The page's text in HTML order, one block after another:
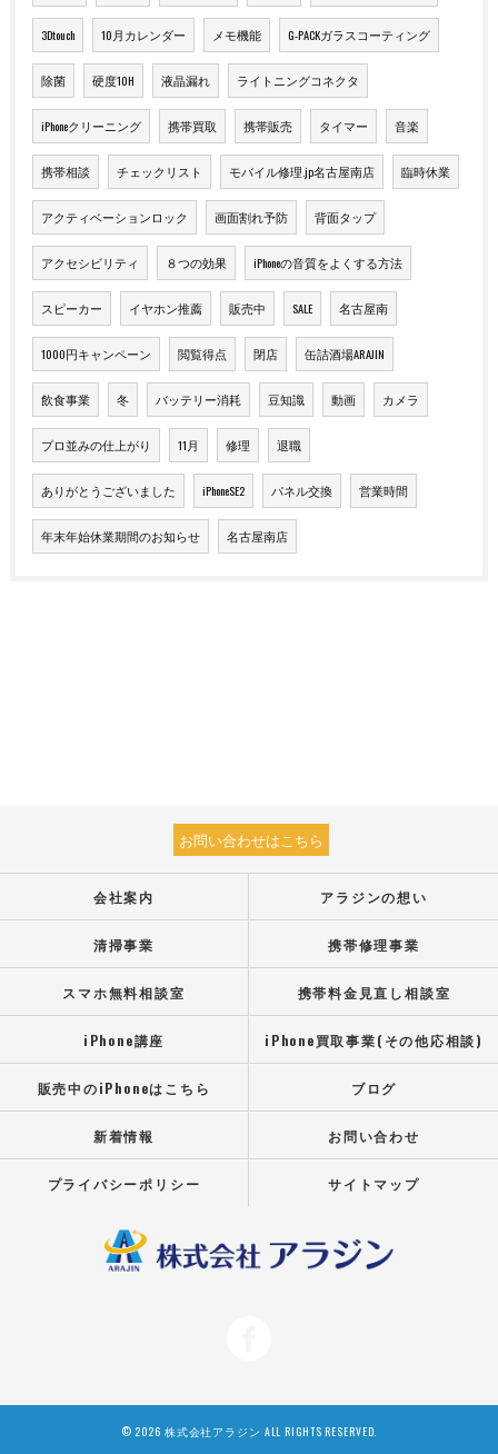
3Dtouch 10月カレンダー メモ機能 G-PACKガラスコーティング
除菌 硬度10H 液晶漏れ ライトニングコネクタ
iPhoneクリーニング 携帯買取 携帯販売 タイマー 音楽
携帯相談 チェックリスト モバイル修理.jp名古屋南店 臨時休業
アクティベーションロック 画面割れ予防 背面タップ
アクセシビリティ ８つの効果 iPhoneの音質をよくする方法
スピーカー イヤホン推薦 販売中 SALE 名古屋南
1000円キャンペーン 閲覧得点 閉店 缶詰酒場ARAJIN
飲食事業 冬 バッテリー消耗 豆知識 動画 カメラ
プロ並みの仕上がり 11月 修理 退職
ありがとうございました iPhoneSE2 パネル交換 営業時間
年末年始休業期間のお知らせ 名古屋南店
お問い合わせはこちら
会社案内 アラジンの想い
清掃事業 携帯修理事業
スマホ無料相談室 携帯料金見直し相談室
iPhone講座 iPhone買取事業(その他応相談)
販売中のiPhoneはこちら ブログ
新着情報 お問い合わせ
プライバシーポリシー サイトマップ
© 2026 株式会社アラジン ALL RIGHTS RESERVED.